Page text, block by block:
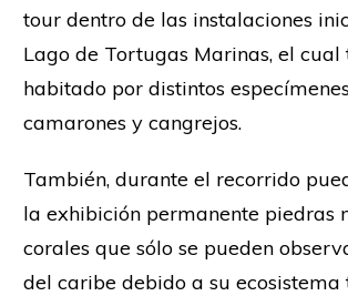
tour dentro de las instalaciones
Lago de Tortugas Marinas, el cual
habitado por distintos
camarones y cangrejos.
También, durante el recorrido
la exhibición permanente piedras
corales que sólo se pueden
del caribe debido a su ecosistema